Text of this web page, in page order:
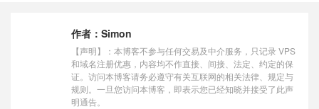
作者： Simon
【声明】：本博客不参与任何交易及中介服务，只记录 VPS
和域名注册优惠，内容均不作直接、间接、法定、约定的保
证。访问本博客请务必遵守有关互联网的相关法律、规定与
规则。一旦您访问本博客，即表示您已经知晓并接受了此声
明通告。